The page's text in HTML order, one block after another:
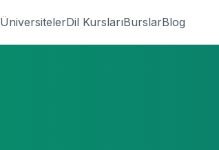
ÜniversitelerDil KurslarıBurslarBlog